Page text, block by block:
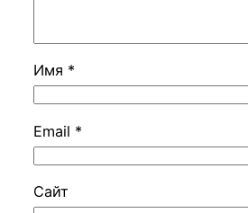
Имя *
Email *
Сайт